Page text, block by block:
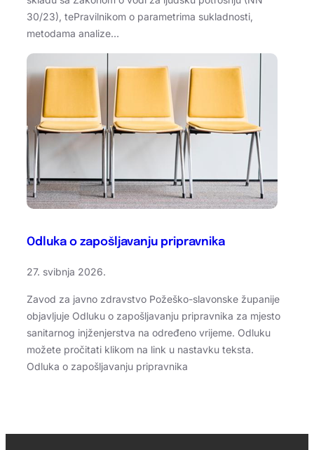
30/23), tePravilnikom o parametrima sukladnosti,
metodama analize…
Odluka o zapošljavanju pripravnika
27. svibnja 2026.
Zavod za javno zdravstvo Požeško-slavonske županije
objavljuje Odluku o zapošljavanju pripravnika za mjesto
sanitarnog injženjerstva na određeno vrijeme. Odluku
možete pročitati klikom na link u nastavku teksta.
Odluka o zapošljavanju pripravnika